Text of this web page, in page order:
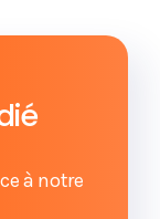
à notre